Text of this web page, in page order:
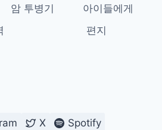
암 투병기
아이들에게
편지
X Spotify